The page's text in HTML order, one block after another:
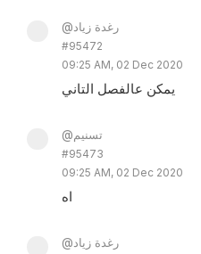
@رغدة زياد
#95472
09:25 AM, 02 Dec 2020
يمكن عالفصل التاني
@تسنيم
#95473
09:25 AM, 02 Dec 2020
اه
@رغدة زياد